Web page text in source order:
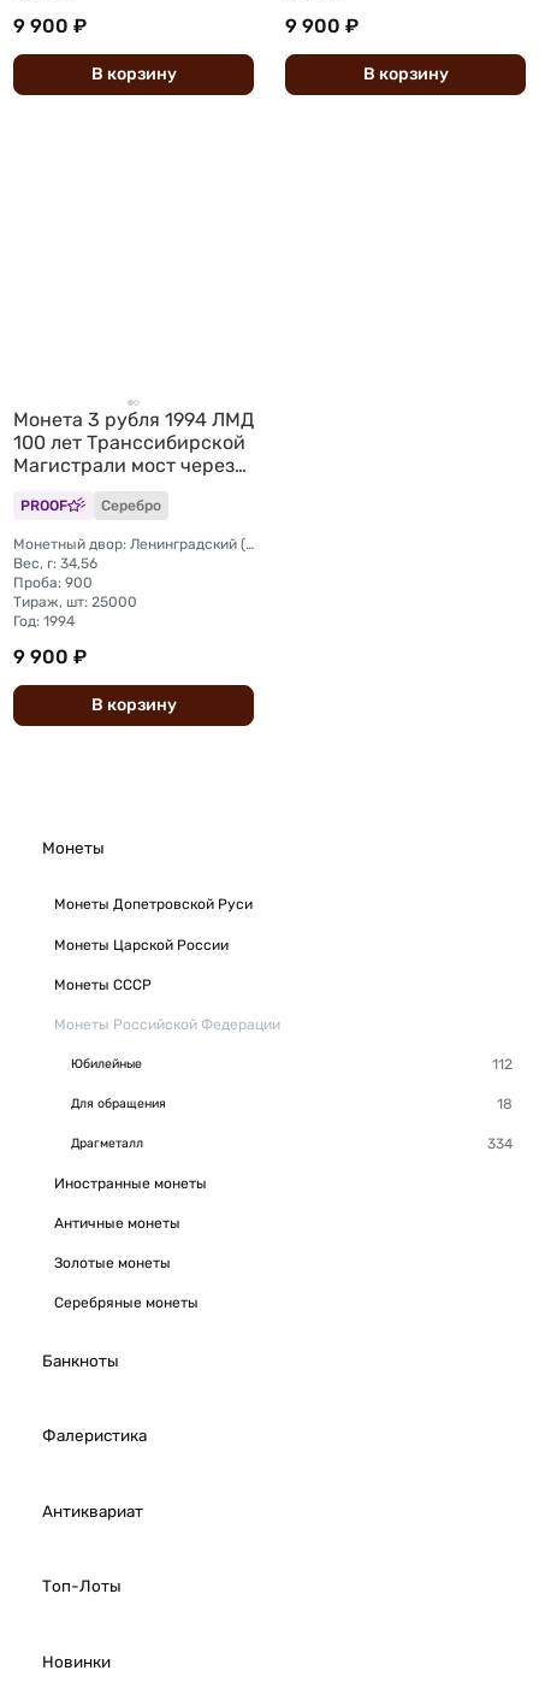
Монеты
Монеты Допетровской Руси
Монеты Царской России
Монеты СССР
Монеты Российской Федерации
Юбилейные
Для обращения
Драгметалл
Иностранные монеты
Античные монеты
Золотые монеты
Серебряные монеты
Банкноты
Фалеристика
Антиквариат
Топ-Лоты
Новинки
9 900 ₽
В корзину
9 900 ₽
В корзину
Монета 3 рубля 1994 ЛМД
100 лет Транссибирской
Магистрали мост через
реку Обь
PROOF Серебро
Монетный двор: Ленинградский (ЛМД)
Вес, г: 34,56
Проба: 900
Тираж, шт: 25000
Год: 1994
9 900 ₽
В корзину